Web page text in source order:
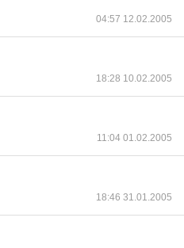
04:57 12.02.2005
18:28 10.02.2005
11:04 01.02.2005
18:46 31.01.2005